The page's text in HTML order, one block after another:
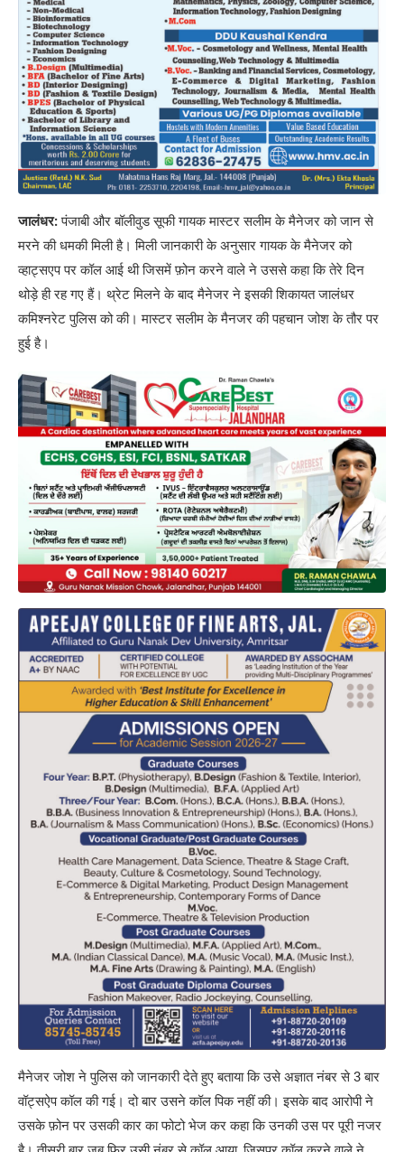
जालंधर:पंजाबी और बॉलीवुड सूफी गायक मास्टर सलीम के मैनेजर को जान से
मरने की धमकी मिली है। मिली जानकारी के अनुसार गायक के मैनेजर को
व्हाट्सएप पर कॉल आई थी जिसमें फ़ोन करने वाले ने उससे कहा कि तेरे दिन
थोड़े ही रह गए हैं। थ्रेट मिलने के बाद मैनेजर ने इसकी शिकायत जालंधर
कमिश्नरेट पुलिस को की। मास्टर सलीम के मैनजर की पहचान जोश के तौर पर
हुई है।
मैनेजर जोश ने पुलिस को जानकारी देते हुए बताया कि उसे अज्ञात नंबर से 3 बार
वॉट्सऐप कॉल की गई। दो बार उसने कॉल पिक नहीं की। इसके बाद आरोपी ने
उसके फ़ोन पर उसकी कार का फोटो भेज कर कहा कि उनकी उस पर पूरी नजर